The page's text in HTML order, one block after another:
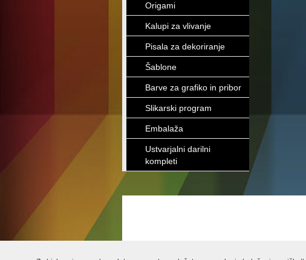
Origami
Kalupi za vlivanje
Pisala za dekoriranje
Šablone
Barve za grafiko in pribor
Slikarski program
Embalaža
Ustvarjalni darilni
kompleti
LEA